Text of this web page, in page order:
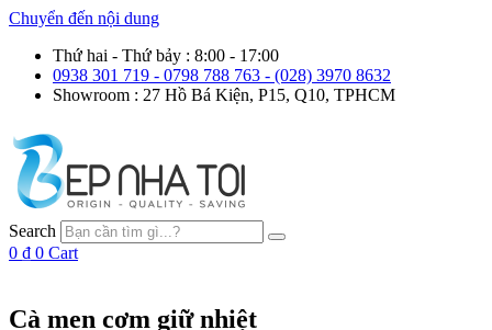
Chuyển đến nội dung
Thứ hai - Thứ bảy : 8:00 - 17:00
0938 301 719 - 0798 788 763 - (028) 3970 8632
Showroom : 27 Hồ Bá Kiện, P15, Q10, TPHCM
Search
0 ₫ 0 Cart
Cà men cơm giữ nhiệt